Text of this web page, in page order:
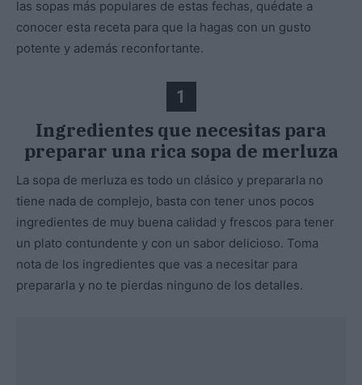
las sopas más populares de estas fechas, quédate a
conocer esta receta para que la hagas con un gusto
potente y además reconfortante.
1
Ingredientes que necesitas para
preparar una rica sopa de merluza
La sopa de merluza es todo un clásico y prepararla no
tiene nada de complejo, basta con tener unos pocos
ingredientes de muy buena calidad y frescos para tener
un plato contundente y con un sabor delicioso. Toma
nota de los ingredientes que vas a necesitar para
prepararla y no te pierdas ninguno de los detalles.